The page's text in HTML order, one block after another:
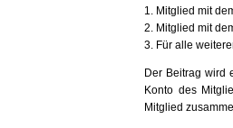
1. Mitglied mit
2. Mitglied mit
3. Für alle
Der Beitrag wird
Konto des
Mitglied